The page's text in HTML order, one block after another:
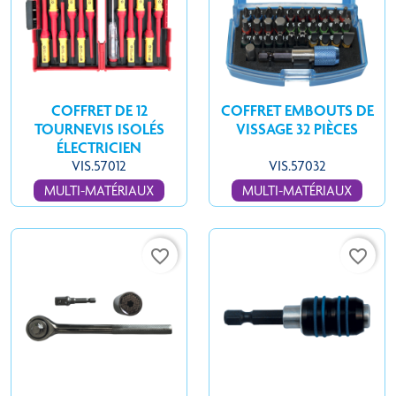
COFFRET DE 12
TOURNEVIS ISOLÉS
ÉLECTRICIEN
VIS.57012
MULTI-MATÉRIAUX
COFFRET EMBOUTS DE
VISSAGE 32 PIÈCES
VIS.57032
MULTI-MATÉRIAUX
favorite_border favorite_border